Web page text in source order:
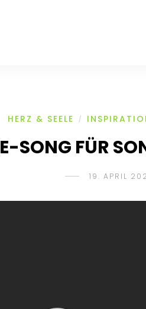
HERZ & SEELE /
SONG FÜR
19. APRIL